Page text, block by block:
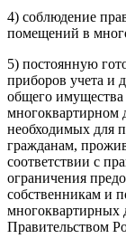
4) соблюдение
помещений в
5) постоянную
приборов учета и
общего
многоквартирном
необходимых для
гражданам,
соответствии с
ограничения
собственникам и
многоквартирных
Правительством